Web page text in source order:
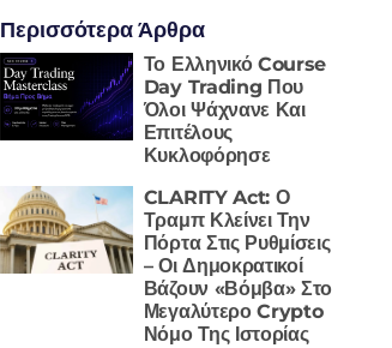
Περισσότερα Άρθρα
Το Ελληνικό Course
Day Trading Που
Όλοι Ψάχνανε Και
Επιτέλους
Κυκλοφόρησε
CLARITY Act: Ο
Τραμπ Κλείνει Την
Πόρτα Στις Ρυθμίσεις
– Οι Δημοκρατικοί
Βάζουν «Βόμβα» Στο
Μεγαλύτερο Crypto
Νόμο Της Ιστορίας